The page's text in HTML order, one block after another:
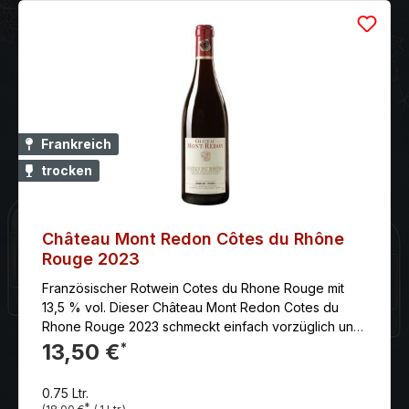
Frankreich
trocken
Château Mont Redon Côtes du Rhône
Rouge 2023
Französischer Rotwein Cotes du Rhone Rouge mit
13,5 % vol. Dieser Château Mont Redon Cotes du
Rhone Rouge 2023 schmeckt einfach vorzüglich und
ist ein prima Begleiter für jede Gelegenheit. Auf
armen, steinigen Böden nahe Châteauneuf, das im
liegt, wächst aus geringem Ertrag dieser
13,50 €*
0.75 Ltr.